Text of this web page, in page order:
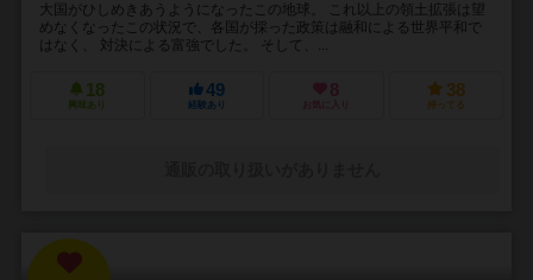
大国がひしめきあうようになったこの地球。 これ以上の領土拡張は望
めなくなったこの状況で、各国が採った政策は融和による世界平和で
はなく、 対決による富強でした。 そして、...
18
興味あり
49
経験あり
8
お気に入り
38
持ってる